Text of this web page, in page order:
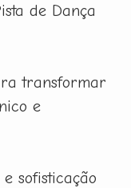
de Dança
transformar
e
sofisticação